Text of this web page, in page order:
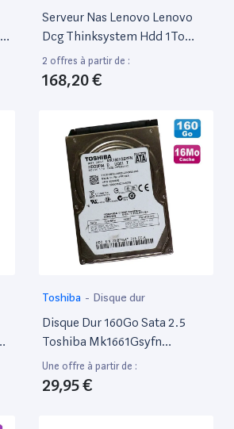
Serveur Nas Lenovo Lenovo
Dcg Thinksystem Hdd 1To
7200Rpm Noir
2 offres à partir de :
168,20 €
Toshiba - Disque dur
Disque Dur 160Go Sata 2.5
Toshiba Mk1661Gsyfn
Hdd2F64 7200Rpm PC
Portable 16Mo
Une offre à partir de :
29,95 €